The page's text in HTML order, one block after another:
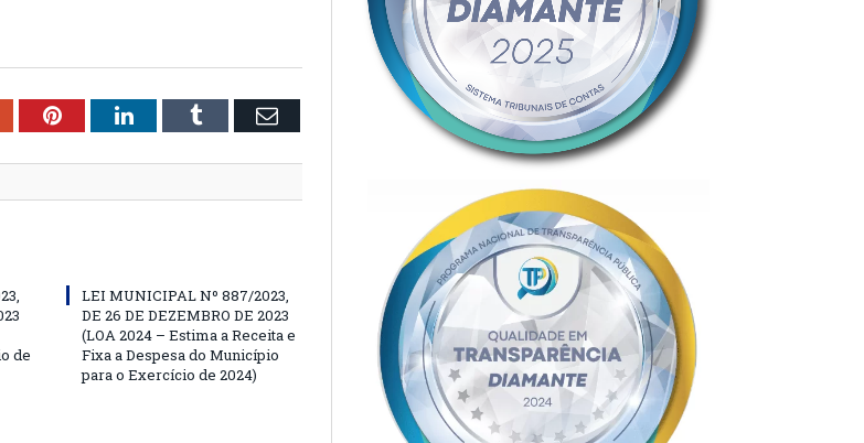
PinterestLinkedInTumblr Email
de
LEI MUNICIPAL Nº 887/2023,
DE 26 DE DEZEMBRO DE 2023
(LOA 2024 – Estima a Receita e
Fixa a Despesa do Município
para o Exercício de 2024)